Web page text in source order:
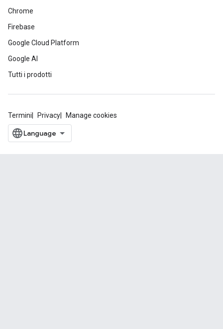
Chrome
Firebase
Google Cloud Platform
Google AI
Tutti i prodotti
Termini Privacy Manage cookies